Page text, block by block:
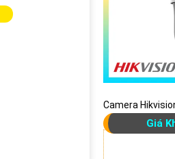
Camera
Giá